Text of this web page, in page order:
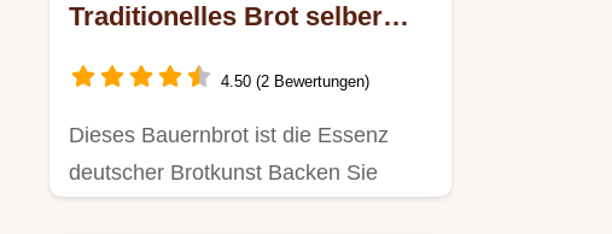
Traditionelles Brot selber
4.50 (2 Bewertungen)
Dieses Bauernbrot ist die Essenz
deutscher Brotkunst Backen Sie